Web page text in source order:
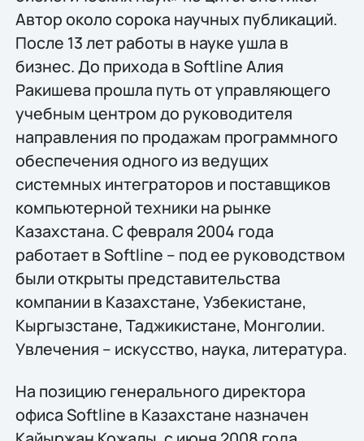
Автор около сорока научных публикаций.
После 13 лет работы в науке ушла в
бизнес. До прихода в Softline Алия
Ракишева прошла путь от управляющего
учебным центром до руководителя
направления по продажам программного
обеспечения одного из ведущих
системных интеграторов и поставщиков
компьютерной техники на рынке
Казахстана. С февраля 2004 года
работает в Softline – под ее руководством
были открыты представительства
компании в Казахстане, Узбекистане,
Кыргызстане, Таджикистане, Монголии.
Увлечения – искусство, наука, литература.
На позицию генерального директора
офиса Softline в Казахстане назначен